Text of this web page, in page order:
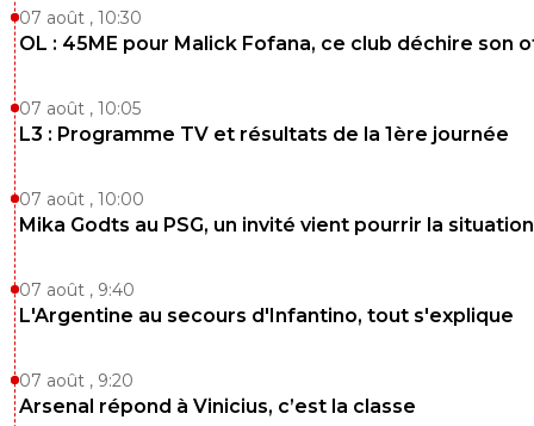
07 août , 10:30
OL : 45ME pour Malick Fofana, ce club déchire son
07 août , 10:05
L3 : Programme TV et résultats de la 1ère journée
07 août , 10:00
Mika Godts au PSG, un invité vient pourrir la situation
07 août , 9:40
L'Argentine au secours d'Infantino, tout s'explique
07 août , 9:20
Arsenal répond à Vinicius, c’est la classe